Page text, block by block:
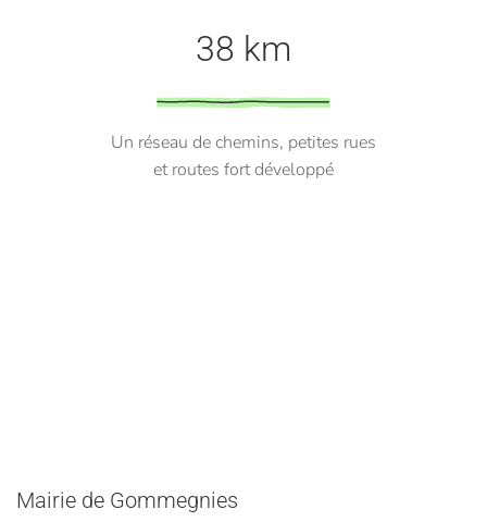
38 km
Un réseau de chemins, petites rues
et routes fort développé
Mairie de Gommegnies